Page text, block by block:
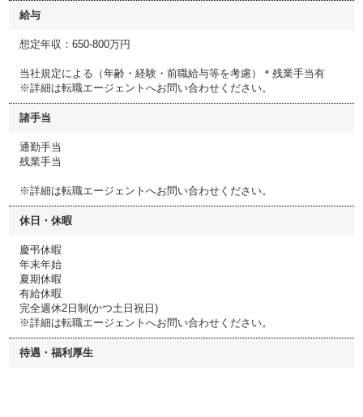
給与
想定年収：650-800万円
当社規定による（年齢・経験・前職給与等を考慮）＊残業手当有
※詳細は転職エージェントへお問い合わせください。
諸手当
通勤手当
残業手当
※詳細は転職エージェントへお問い合わせください。
休日・休暇
慶弔休暇
年末年始
夏期休暇
有給休暇
完全週休2日制(かつ土日祝日)
※詳細は転職エージェントへお問い合わせください。
待遇・福利厚生